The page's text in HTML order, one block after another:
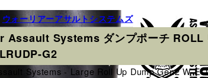
ウォーリアーアサルトシステムズ
Assault Systems ダンプポーチ ROLL
G2
Systems - Large Roll Up Dump Gen2 W-